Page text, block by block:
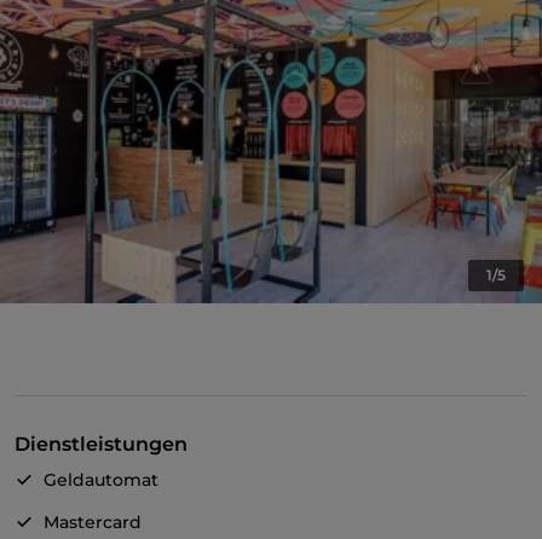
1/5
Dienstleistungen
Geldautomat
Mastercard